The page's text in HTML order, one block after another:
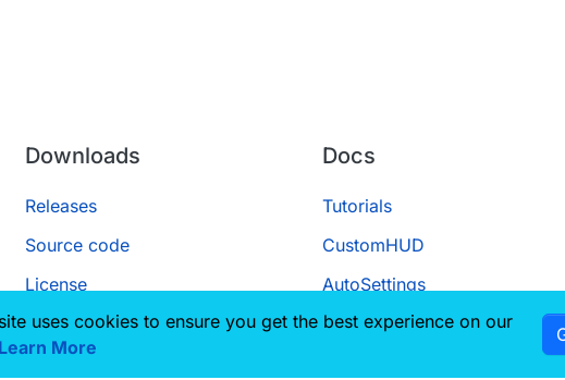
Downloads
Releases
Source code
License
Docs
Tutorials
CustomHUD
AutoSettings
ScriptAPI
uses cookies to ensure you get the best experience on our
Learn More